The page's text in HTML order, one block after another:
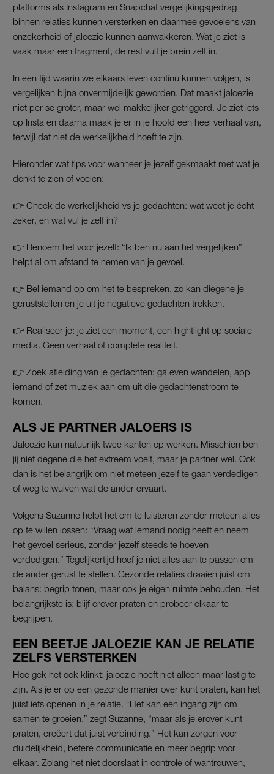
platforms als Instagram en Snapchat vergelijkingsgedrag
binnen relaties kunnen versterken en daarmee gevoelens van
onzekerheid of jaloezie kunnen aanwakkeren. Wat je ziet is
vaak maar een fragment, de rest vult je brein zelf in.
In een tijd waarin we elkaars leven continu kunnen volgen, is
vergelijken bijna onvermijdelijk geworden. Dat maakt jaloezie
niet per se groter, maar wel makkelijker getriggerd. Je ziet iets
op Insta en daarna maak je er in je hoofd een heel verhaal van,
terwijl dat niet de werkelijkheid hoeft te zijn.
Hieronder wat tips voor wanneer je jezelf gekmaakt met wat je
denkt te zien of voelen:
👉 Check de werkelijkheid vs je gedachten: wat weet je écht
zeker, en wat vul je zelf in?
👉 Benoem het voor jezelf: “Ik ben nu aan het vergelijken”
helpt al om afstand te nemen van je gevoel.
👉 Bel iemand op om het te bespreken, zo kan diegene je
geruststellen en je uit je negatieve gedachten trekken.
👉 Realiseer je: je ziet een moment, een hightlight op sociale
media. Geen verhaal of complete realiteit.
👉 Zoek afleiding van je gedachten: ga even wandelen, app
iemand of zet muziek aan om uit die gedachtenstroom te
komen.
ALS JE PARTNER JALOERS IS
Jaloezie kan natuurlijk twee kanten op werken. Misschien ben
jij niet degene die het extreem voelt, maar je partner wel. Ook
dan is het belangrijk om niet meteen jezelf te gaan verdedigen
of weg te wuiven wat de ander ervaart.
Volgens Suzanne helpt het om te luisteren zonder meteen alles
op te willen lossen: “Vraag wat iemand nodig heeft en neem
het gevoel serieus, zonder jezelf steeds te hoeven
verdedigen.” Tegelijkertijd hoef je niet alles aan te passen om
de ander gerust te stellen. Gezonde relaties draaien juist om
balans: begrip tonen, maar ook je eigen ruimte behouden. Het
belangrijkste is: blijf erover praten en probeer elkaar te
begrijpen.
EEN BEETJE JALOEZIE KAN JE RELATIE
ZELFS VERSTERKEN
Hoe gek het ook klinkt: jaloezie hoeft niet alleen maar lastig te
zijn. Als je er op een gezonde manier over kunt praten, kan het
juist iets openen in je relatie. “Het kan een ingang zijn om
samen te groeien,” zegt Suzanne, “maar als je erover kunt
praten, creëert dat juist verbinding.” Het kan zorgen voor
duidelijkheid, betere communicatie en meer begrip voor
elkaar. Zolang het niet doorslaat in controle of wantrouwen,